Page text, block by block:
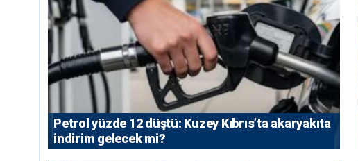
Petrol yüzde 12 düştü: Kuzey Kıbrıs’ta akaryakıta
indirim gelecek mi?